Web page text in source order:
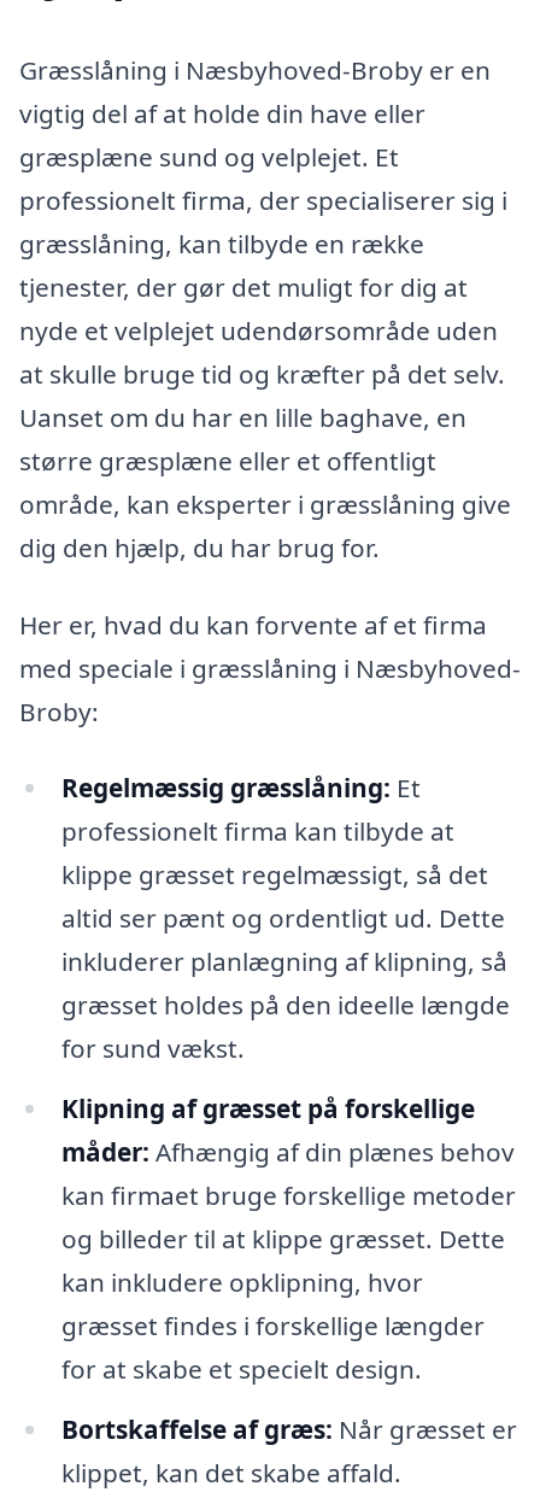
Græsslåning i Næsbyhoved-Broby er en
vigtig del af at holde din have eller
græsplæne sund og velplejet. Et
professionelt firma, der specialiserer sig i
græsslåning, kan tilbyde en række
tjenester, der gør det muligt for dig at
nyde et velplejet udendørsområde uden
at skulle bruge tid og kræfter på det selv.
Uanset om du har en lille baghave, en
større græsplæne eller et offentligt
område, kan eksperter i græsslåning give
dig den hjælp, du har brug for.
Her er, hvad du kan forvente af et firma
med speciale i græsslåning i Næsbyhoved-
Broby:
Regelmæssig græsslåning: Et
professionelt firma kan tilbyde at
klippe græsset regelmæssigt, så det
altid ser pænt og ordentligt ud. Dette
inkluderer planlægning af klipning, så
græsset holdes på den ideelle længde
for sund vækst.
Klipning af græsset på forskellige
måder: Afhængig af din plænes behov
kan firmaet bruge forskellige metoder
og billeder til at klippe græsset. Dette
kan inkludere opklipning, hvor
græsset findes i forskellige længder
for at skabe et specielt design.
Bortskaffelse af græs: Når græsset er
klippet, kan det skabe affald.